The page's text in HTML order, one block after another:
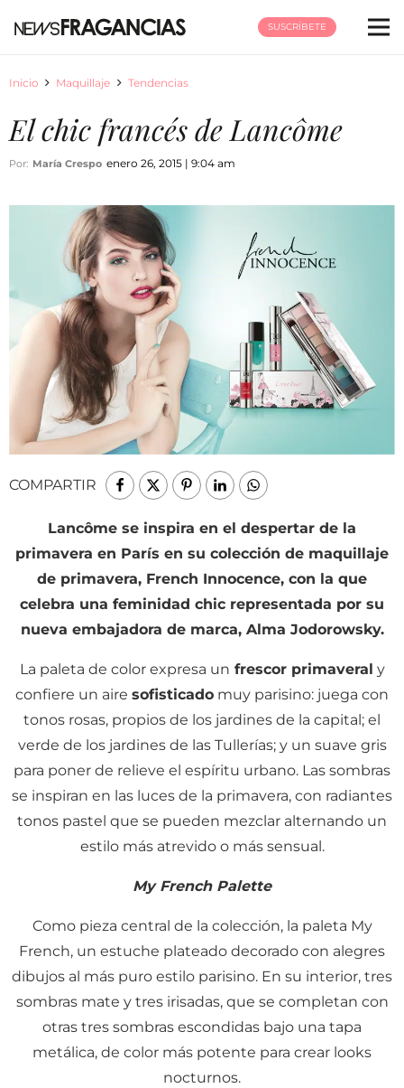
SUSCRÍBETE
Inicio Maquillaje Tendencias
El chic francés de Lancôme
Por: María Crespo enero 26, 2015 | 9:04 am
COMPARTIR
Lancôme se inspira en el despertar de la
primavera en París en su colección de maquillaje
de primavera, French Innocence, con la que
celebra una feminidad chic representada por su
nueva embajadora de marca, Alma Jodorowsky.
La paleta de color expresa un frescor primaveral y
confiere un aire sofisticado muy parisino: juega con
tonos rosas, propios de los jardines de la capital; el
verde de los jardines de las Tullerías; y un suave gris
para poner de relieve el espíritu urbano. Las sombras
se inspiran en las luces de la primavera, con radiantes
tonos pastel que se pueden mezclar alternando un
estilo más atrevido o más sensual.
My French Palette
Como pieza central de la colección, la paleta My
French, un estuche plateado decorado con alegres
dibujos al más puro estilo parisino. En su interior, tres
sombras mate y tres irisadas, que se completan con
otras tres sombras escondidas bajo una tapa
metálica, de color más potente para crear looks
nocturnos.